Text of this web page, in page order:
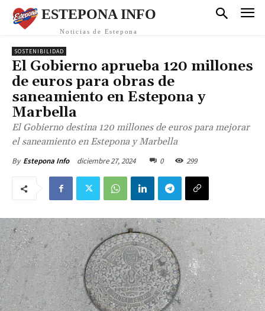
ESTEPONA INFO
Noticias de Estepona
SOSTENIBILIDAD
El Gobierno aprueba 120 millones
de euros para obras de
saneamiento en Estepona y
Marbella
El Gobierno destina 120 millones de euros para mejorar
el saneamiento en Estepona y Marbella
By Estepona Info diciembre 27, 2024 0 299